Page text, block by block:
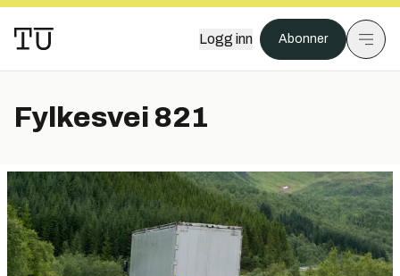
Logg inn Abonner
Fylkesvei 821